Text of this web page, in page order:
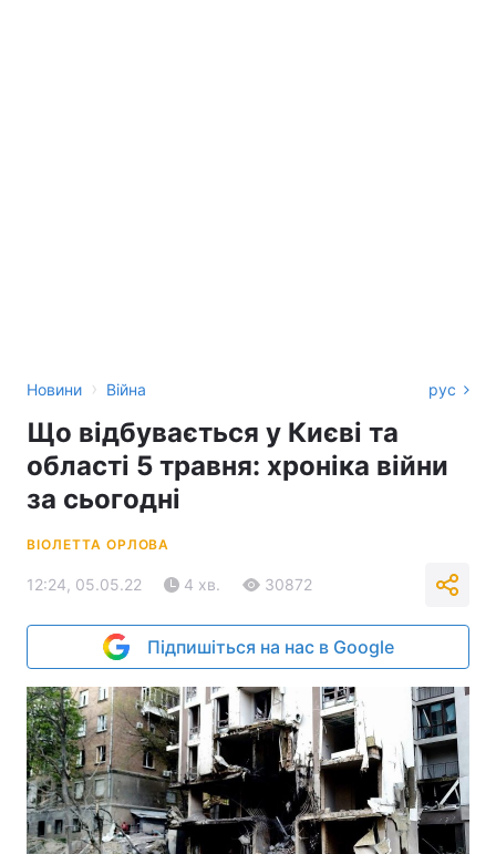
Новини › Війна рус
Що відбувається у Києві та
області 5 травня: хроніка війни
за сьогодні
ВІОЛЕТТА ОРЛОВА
12:24, 05.05.22 4 хв. 30872
Підпишіться на нас в Google